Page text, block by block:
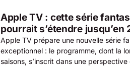
Apple TV : cette série
pourrait s’étendre jusqu’en
Apple TV prépare une nouvelle série
exceptionnel : le programme, dont la
saisons, s’inscrit dans une